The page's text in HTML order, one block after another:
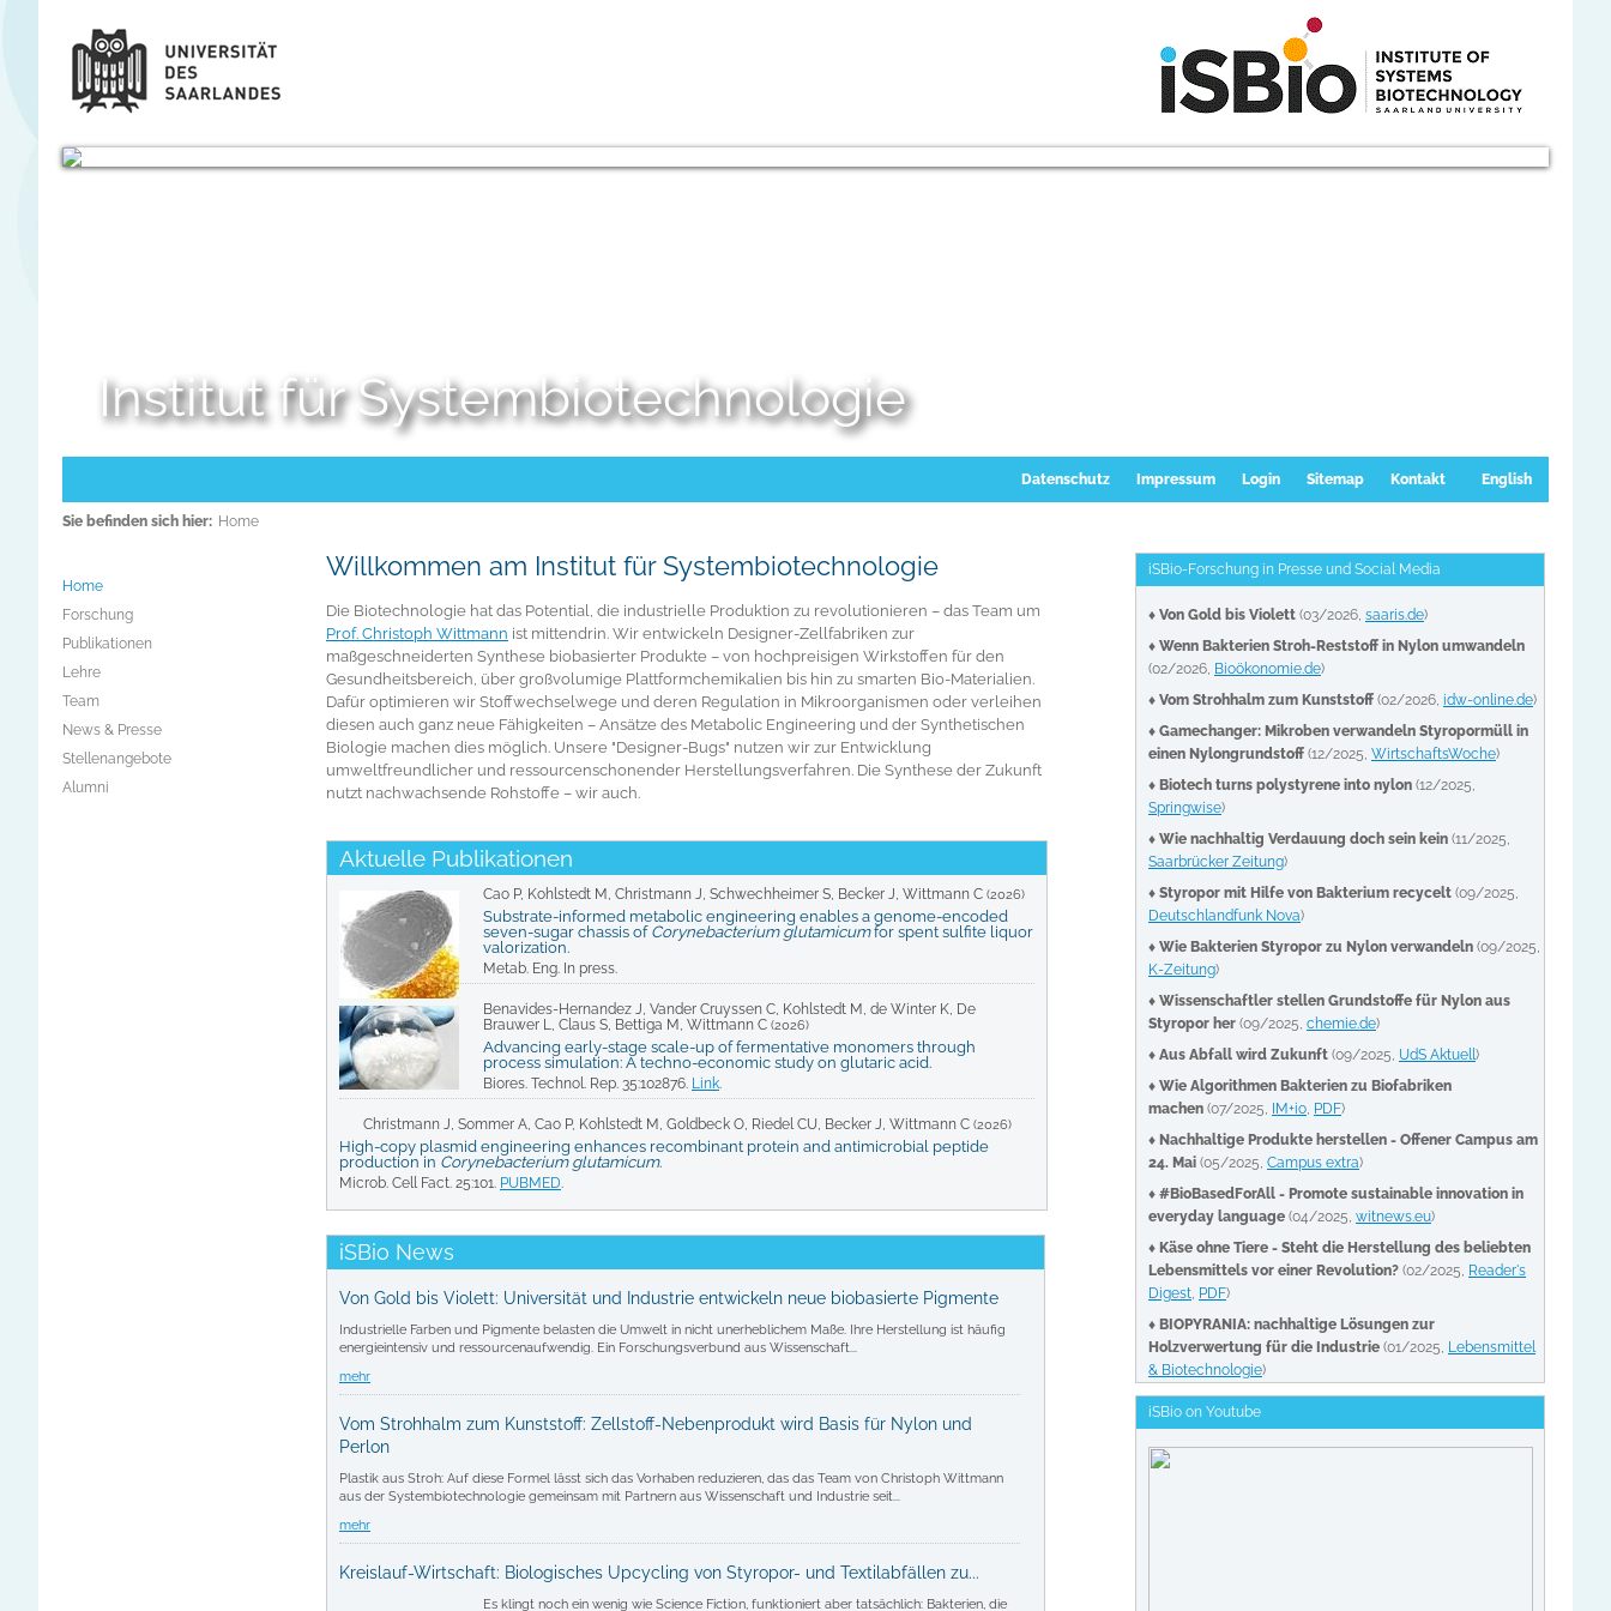
Institut für Systembiotechnologie
English
Kontakt
Sitemap
Login
Impressum
Datenschutz
Sie befinden sich hier: Home
Home
Forschung
Publikationen
Lehre
Team
News & Presse
Stellenangebote
Alumni
Willkommen am Institut für Systembiotechnologie
Die Biotechnologie hat das Potential, die industrielle Produktion zu revolutionieren – das Team um
Prof. Christoph Wittmann ist mittendrin. Wir entwickeln Designer-Zellfabriken zur
maßgeschneiderten Synthese biobasierter Produkte – von hochpreisigen Wirkstoffen für den
Gesundheitsbereich, über großvolumige Plattformchemikalien bis hin zu smarten Bio-Materialien.
Dafür optimieren wir Stoffwechselwege und deren Regulation in Mikroorganismen oder verleihen
diesen auch ganz neue Fähigkeiten – Ansätze des Metabolic Engineering und der Synthetischen
Biologie machen dies möglich. Unsere "Designer-Bugs" nutzen wir zur Entwicklung
umweltfreundlicher und ressourcenschonender Herstellungsverfahren. Die Synthese der Zukunft
nutzt nachwachsende Rohstoffe – wir auch.
Aktuelle Publikationen
Cao P, Kohlstedt M, Christmann J, Schwechheimer S, Becker J, Wittmann C (2026)
Substrate-informed metabolic engineering enables a genome-encoded
seven-sugar chassis of Corynebacterium glutamicumfor spent sulfite liquor
valorization.
Metab. Eng. In press.
Benavides-Hernandez J, Vander Cruyssen C, Kohlstedt M, de Winter K, De
Brauwer L, Claus S, Bettiga M, Wittmann C (2026)
Advancing early-stage scale-up of fermentative monomers through
process simulation: A techno-economic study on glutaric acid.
Biores. Technol. Rep. 35:102876. Link.
Christmann J, Sommer A, Cao P, Kohlstedt M, Goldbeck O, Riedel CU, Becker J, Wittmann C (2026)
High-copy plasmid engineering enhances recombinant protein and antimicrobial peptide
production in Corynebacterium glutamicum.
Microb. Cell Fact. 25:101. PUBMED.
iSBio News
Von Gold bis Violett: Universität und Industrie entwickeln neue biobasierte Pigmente
Industrielle Farben und Pigmente belasten die Umwelt in nicht unerheblichem Maße. Ihre Herstellung ist häufig
energieintensiv und ressourcenaufwendig. Ein Forschungsverbund aus Wissenschaft...
mehr
Vom Strohhalm zum Kunststoff: Zellstoff-Nebenprodukt wird Basis für Nylon und
Perlon
Plastik aus Stroh: Auf diese Formel lässt sich das Vorhaben reduzieren, das das Team von Christoph Wittmann
aus der Systembiotechnologie gemeinsam mit Partnern aus Wissenschaft und Industrie seit...
mehr
Kreislauf-Wirtschaft: Biologisches Upcycling von Styropor- und Textilabfällen zu...
Es klingt noch ein wenig wie Science Fiction, funktioniert aber tatsächlich: Bakterien, die
iSBio-Forschung in Presse und Social Media
♦ Von Gold bis Violett (03/2026, saaris.de)
♦ Wenn Bakterien Stroh-Reststoff in Nylon umwandeln
(02/2026, Bioökonomie.de)
♦ Vom Strohhalm zum Kunststoff (02/2026, idw-online.de)
♦ Gamechanger: Mikroben verwandeln Styropormüll in
einen Nylongrundstoff (12/2025, WirtschaftsWoche)
♦ Biotech turns polystyrene into nylon (12/2025,
Springwise)
♦ Wie nachhaltig Verdauung doch sein kein (11/2025,
Saarbrücker Zeitung)
♦ Styropor mit Hilfe von Bakterium recycelt (09/2025,
Deutschlandfunk Nova)
♦ Wie Bakterien Styropor zu Nylon verwandeln (09/2025,
K-Zeitung)
♦ Wissenschaftler stellen Grundstoffe für Nylon aus
Styropor her (09/2025, chemie.de)
♦ Aus Abfall wird Zukunft (09/2025, UdS Aktuell)
♦ Wie Algorithmen Bakterien zu Biofabriken
machen (07/2025, IM+io, PDF)
♦ Nachhaltige Produkte herstellen - Offener Campus am
24. Mai (05/2025, Campus extra)
♦ #BioBasedForAll - Promote sustainable innovation in
everyday language (04/2025, witnews.eu)
♦ Käse ohne Tiere - Steht die Herstellung des beliebten
Lebensmittels vor einer Revolution? (02/2025, Reader's
Digest, PDF)
♦ BIOPYRANIA: nachhaltige Lösungen zur
Holzverwertung für die Industrie (01/2025, Lebensmittel
& Biotechnologie)
iSBio on Youtube